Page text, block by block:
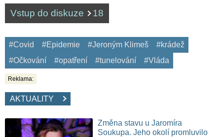
Vstup do diskuze 18
#Covid #Epidemie #Jeroným Klimeš
#krádež
#Očkování
#opatření #tunelování #Vláda
Reklama:
AKTUALITY
Změna stavu u Jaromíra
Soukupa. Jeho okolí promluvilo